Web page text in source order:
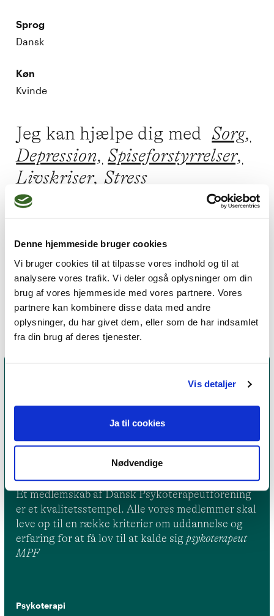
Denne hjemmeside bruger cookies
Vi bruger cookies til at tilpasse vores indhold og til at
analysere vores trafik. Vi deler også oplysninger om din
brug af vores hjemmeside med vores partnere. Vores
partnere kan kombinere disse data med andre
oplysninger, du har givet dem, eller som de har indsamlet
fra din brug af deres tjenester.
Vis detaljer
Ja til cookies
Nødvendige
Sprog
Dansk
Køn
Kvinde
Jeg kan hjælpe dig med Sorg,
Depression, Spiseforstyrrelser,
Livskriser, Stress
Jeg praktiserer følgende
terapiformer
Integral terapi
Et medlemskab af Dansk Psykoterapeutforening
er et kvalitetsstempel. Alle vores medlemmer skal
leve op til en række kriterier om uddannelse og
erfaring for at få lov til at kalde sig psykoterapeut
MPF
Psykoterapi